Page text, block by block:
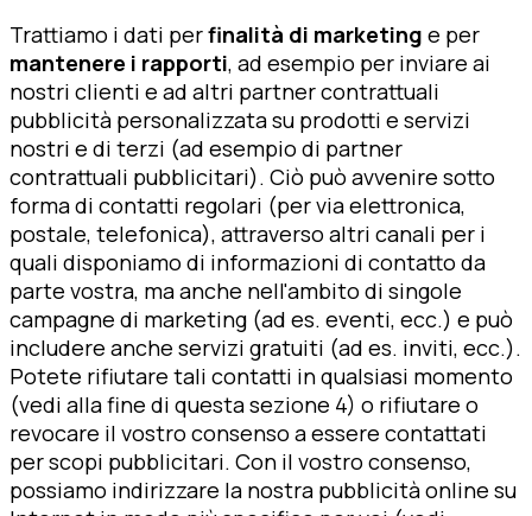
Trattiamo i dati perfinalità di marketing e per
mantenere i rapporti, ad esempio per inviare ai
nostri clienti e ad altri partner contrattuali
pubblicità personalizzata su prodotti e servizi
nostri e di terzi (ad esempio di partner
contrattuali pubblicitari). Ciò può avvenire sotto
forma di contatti regolari (per via elettronica,
postale, telefonica), attraverso altri canali per i
quali disponiamo di informazioni di contatto da
parte vostra, ma anche nell'ambito di singole
campagne di marketing (ad es. eventi, ecc.) e può
includere anche servizi gratuiti (ad es. inviti, ecc.).
Potete rifiutare tali contatti in qualsiasi momento
(vedi alla fine di questa sezione 4) o rifiutare o
revocare il vostro consenso a essere contattati
per scopi pubblicitari. Con il vostro consenso,
possiamo indirizzare la nostra pubblicità online su